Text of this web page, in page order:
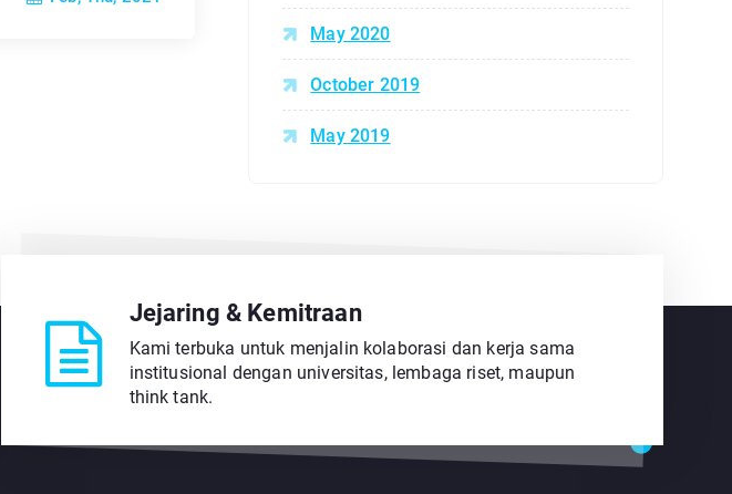
May 2020
October 2019
May 2019
Jejaring & Kemitraan
Kami terbuka untuk menjalin kolaborasi dan kerja sama
institusional dengan universitas, lembaga riset, maupun
think tank.